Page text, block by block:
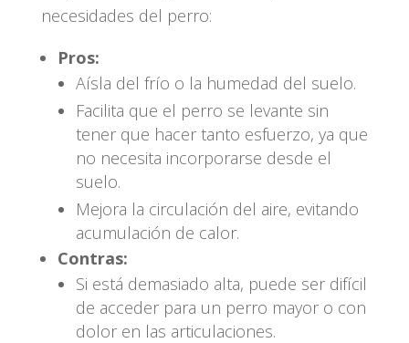
necesidades del perro:
Pros:
Aísla del frío o la humedad del suelo.
Facilita que el perro se levante sin
tener que hacer tanto esfuerzo, ya que
no necesita incorporarse desde el
suelo.
Mejora la circulación del aire, evitando
acumulación de calor.
Contras:
Si está demasiado alta, puede ser difícil
de acceder para un perro mayor o con
dolor en las articulaciones.